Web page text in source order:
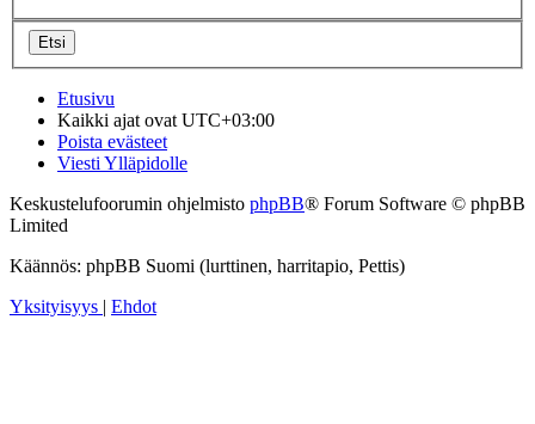
Etusivu
Kaikki ajat ovat UTC+03:00
Poista evästeet
Viesti Ylläpidolle
Keskustelufoorumin ohjelmisto phpBB® Forum Software © phpBB
Limited
Käännös: phpBB Suomi (lurttinen, harritapio, Pettis)
Yksityisyys | Ehdot